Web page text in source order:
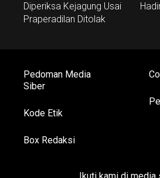
Diperiksa Kejagung Usai
Praperadilan Ditolak
Pedoman Media
Siber
Kode Etik
Box Redaksi